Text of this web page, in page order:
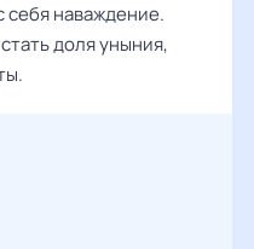
себя наваждение.
доля уныния,